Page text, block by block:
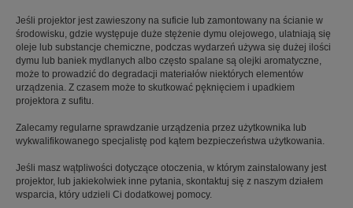
Jeśli projektor jest zawieszony na suficie lub zamontowany na ścianie w
środowisku, gdzie występuje duże stężenie dymu olejowego, ulatniają się
oleje lub substancje chemiczne, podczas wydarzeń używa się dużej ilości
dymu lub baniek mydlanych albo często spalane są olejki aromatyczne,
może to prowadzić do degradacji materiałów niektórych elementów
urządzenia. Z czasem może to skutkować pęknięciem i upadkiem
projektora z sufitu.
Zalecamy regularne sprawdzanie urządzenia przez użytkownika lub
wykwalifikowanego specjalistę pod kątem bezpieczeństwa użytkowania.
Jeśli masz wątpliwości dotyczące otoczenia, w którym zainstalowany jest
projektor, lub jakiekolwiek inne pytania, skontaktuj się z naszym działem
wsparcia, który udzieli Ci dodatkowej pomocy.